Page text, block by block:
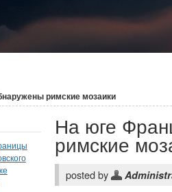
римские мозаики
На юге
римские
posted by